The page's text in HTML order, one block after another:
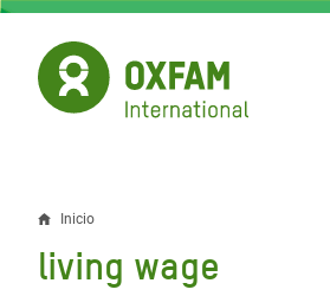
Pasar
contenido
principal
Sobrescribir
enlaces
Inicio
living wage